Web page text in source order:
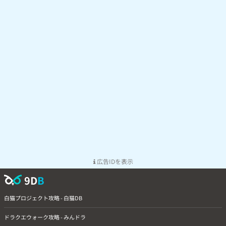
広告IDを表示
9DB
白猫プロジェクト攻略 - 白猫DB
ドラクエウォーク攻略 - みんドラ